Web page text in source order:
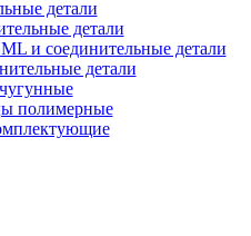
детали
детали
и соединительные детали
детали
полимерные